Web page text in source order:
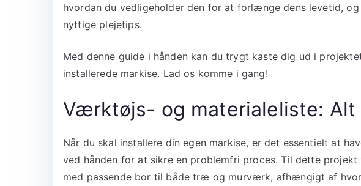
hvordan du vedligeholder den for at forlænge dens levetid,
nyttige plejetips.
Med denne guide i hånden kan du trygt kaste dig ud i
installerede markise. Lad os komme i gang!
Værktøjs- og materialeliste: Alt
Når du skal installere din egen markise, er det essentielt at
ved hånden for at sikre en problemfri proces. Til dette
med passende bor til både træ og murværk, afhængigt af hvor